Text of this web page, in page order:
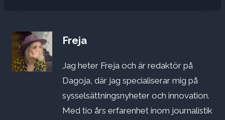
Freja
Jag heter Freja och är redaktör på
Dagoja, där jag specialiserar mig på
sysselsättningsnyheter och innovation.
Med tio års erfarenhet inom journalistik